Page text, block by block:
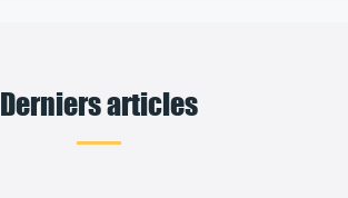
Derniers articles